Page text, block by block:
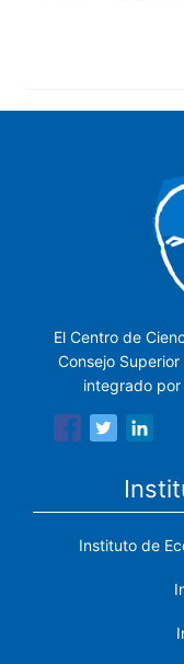
El Centro de
Consejo
integrado
Instituto de